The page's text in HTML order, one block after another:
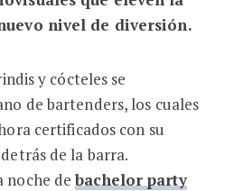
nivel de diversión.
y cócteles se
de bartenders, los cuales
certificados con su
de la barra.
noche debachelor party